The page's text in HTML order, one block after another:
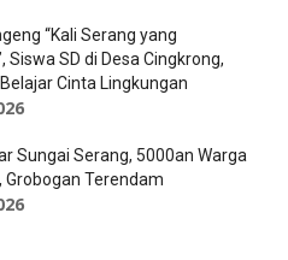
“Kali Serang yang
Siswa SD di Desa Cingkrong,
Cinta Lingkungan
Sungai Serang, 5000an Warga
Grobogan Terendam